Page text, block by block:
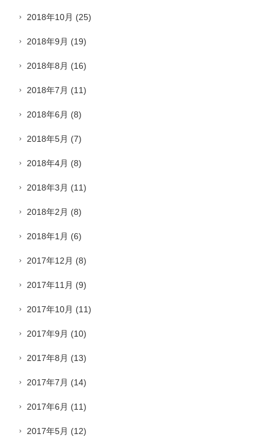
2018年10月 (25)
2018年9月 (19)
2018年8月 (16)
2018年7月 (11)
2018年6月 (8)
2018年5月 (7)
2018年4月 (8)
2018年3月 (11)
2018年2月 (8)
2018年1月 (6)
2017年12月 (8)
2017年11月 (9)
2017年10月 (11)
2017年9月 (10)
2017年8月 (13)
2017年7月 (14)
2017年6月 (11)
2017年5月 (12)